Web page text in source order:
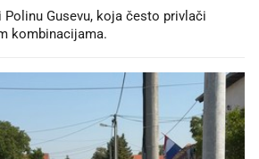
Polinu Gusevu, koja često privlači
kombinacijama.